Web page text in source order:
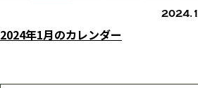
2024年1月のカレンダー